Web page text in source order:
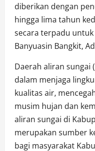
diberikan dengan
hingga lima tahun
secara terpadu
Banyuasin Bangkit,
Daerah aliran sungai
dalam menjaga
kualitas air,
musim hujan dan
aliran sungai di
merupakan sumber
bagi masyarakat